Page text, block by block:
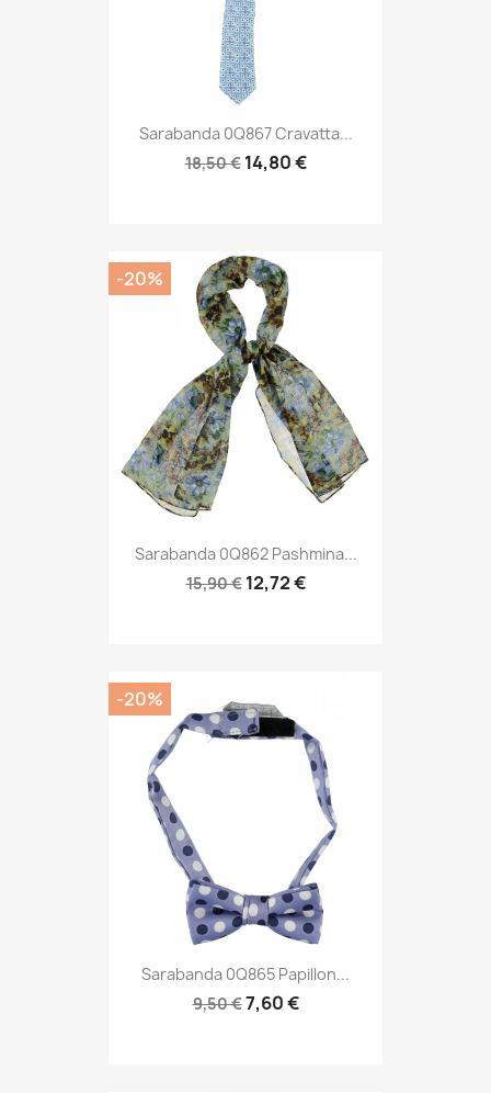
Sarabanda 0Q867 Cravatta...
18,50 € 14,80 €
Sarabanda 0Q862 Pashmina...
15,90 € 12,72 €
-20%
Sarabanda 0Q865 Papillon...
9,50 €7,60 €
-20%